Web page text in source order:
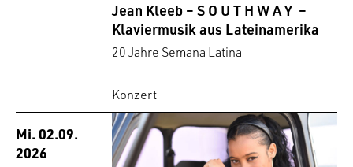
Jean Kleeb – S O U T H W A Y –
Klaviermusik aus Lateinamerika
20 Jahre Semana Latina
Konzert
Mi. 02.09.
2026